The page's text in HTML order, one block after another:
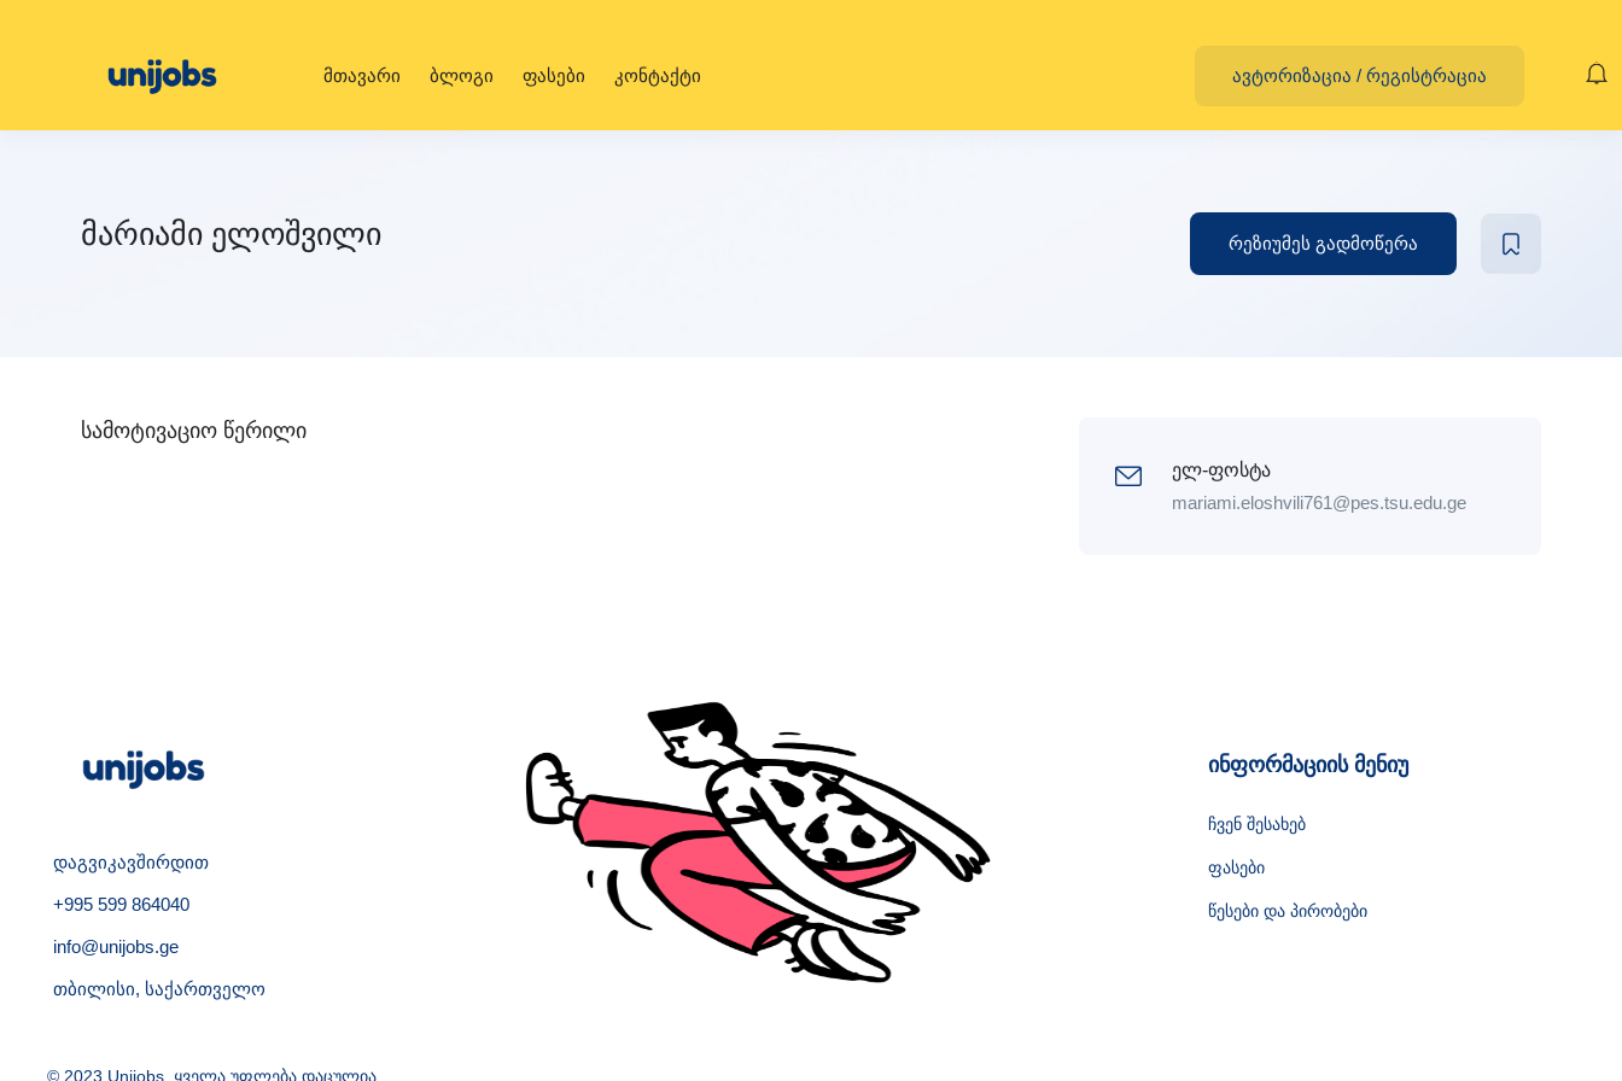
მთავარი ბლოგი ფასები კონტაქტი ავტორიზაცია / რეგისტრაცია
მარიამი ელოშვილი რეზიუმეს გადმოწერა
სამოტივაციო წერილი
ელ-ფოსტა
mariami.eloshvili761@pes.tsu.edu.ge
დაგვიკავშირდით
+995 599 864040
info@unijobs.ge
თბილისი, საქართველო
ინფორმაციის მენიუ
ჩვენ შესახებ
ფასები
წესები და პირობები
© 2023 Unijobs. ყველა უფლება დაცულია.